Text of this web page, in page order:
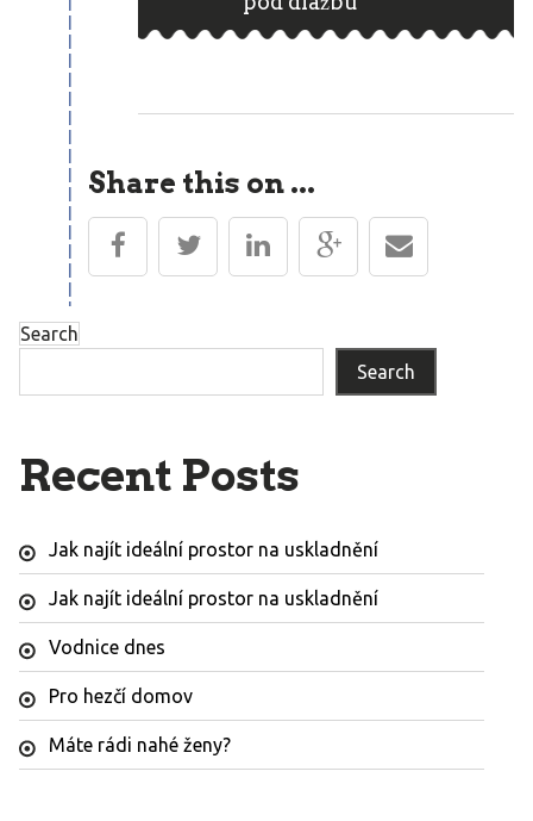
Share this on ...
Search
Search
Recent Posts
Jak najít ideální prostor na uskladnění
Jak najít ideální prostor na uskladnění
Vodnice dnes
Pro hezčí domov
Máte rádi nahé ženy?